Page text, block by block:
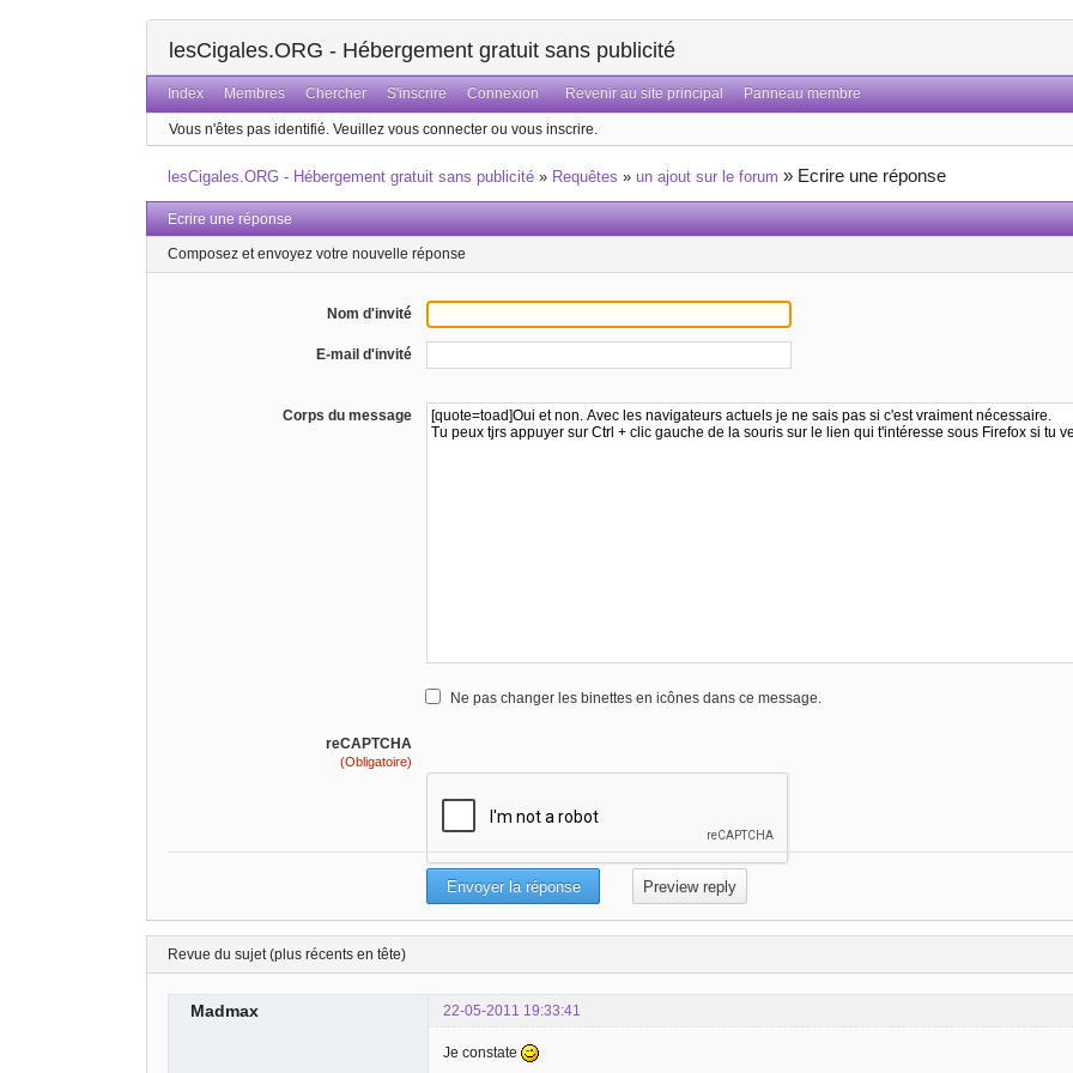
lesCigales.ORG - Hébergement gratuit sans publicité
Index Membres Chercher S'inscrire Connexion Revenir au site principal Panneau membre
Vous n'êtes pas identifié. Veuillez vous connecter ou vous inscrire.
lesCigales.ORG - Hébergement gratuit sans publicité » Requêtes »un ajout sur le forum » Ecrire une réponse
Ecrire une réponse
Composez et envoyez votre nouvelle réponse
Nom d'invité
E-mail d'invité
Corps du message
Ne pas changer les binettes en icônes dans ce message.
reCAPTCHA
(Obligatoire)
Revue du sujet (plus récents en tête)
Madmax 22-05-2011 19:33:41
Je constate